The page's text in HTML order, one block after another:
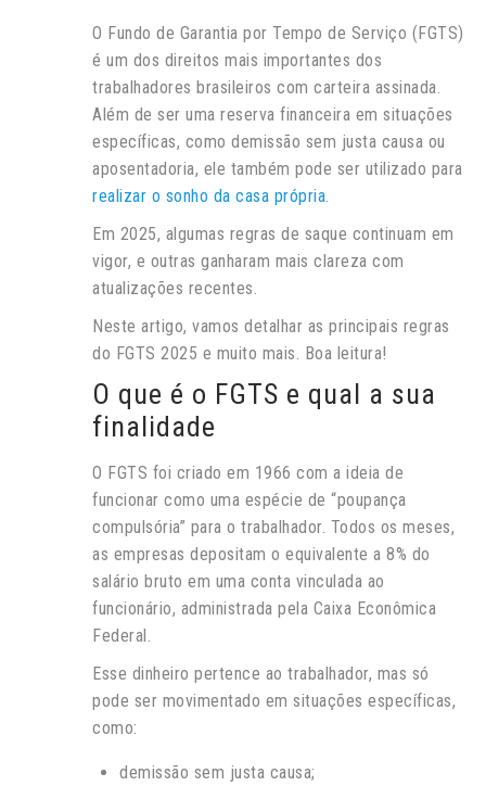
O Fundo de Garantia por Tempo de Serviço (FGTS)
é um dos direitos mais importantes dos
trabalhadores brasileiros com carteira assinada.
Além de ser uma reserva financeira em situações
específicas, como demissão sem justa causa ou
aposentadoria, ele também pode ser utilizado para
realizar o sonho da casa própria.
Em 2025, algumas regras de saque continuam em
vigor, e outras ganharam mais clareza com
atualizações recentes.
Neste artigo, vamos detalhar as principais regras
do FGTS 2025 e muito mais. Boa leitura!
O que é o FGTS e qual a sua
finalidade
O FGTS foi criado em 1966 com a ideia de
funcionar como uma espécie de “poupança
compulsória” para o trabalhador. Todos os meses,
as empresas depositam o equivalente a 8% do
salário bruto em uma conta vinculada ao
funcionário, administrada pela Caixa Econômica
Federal.
Esse dinheiro pertence ao trabalhador, mas só
pode ser movimentado em situações específicas,
como:
demissão sem justa causa;